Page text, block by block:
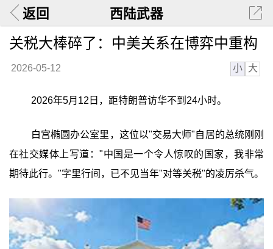
返回 西陆武器
关税大棒碎了：中美关系在博弈中重构
2026-05-12 小 大
2026年5月12日，距特朗普访华不到24小时。
白宫椭圆办公室里，这位以"交易大师"自居的总统刚刚
在社交媒体上写道："中国是一个令人惊叹的国家，我非常
期待此行。"字里行间，已不见当年"对等关税"的凌厉杀气。